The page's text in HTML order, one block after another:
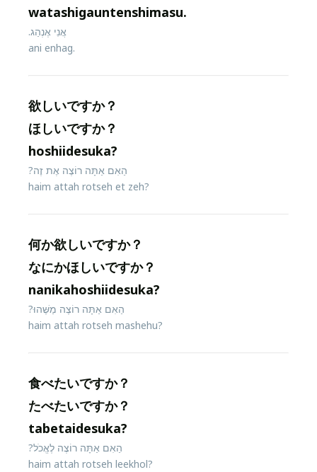
watashigauntenshimasu.
אֲנִי אֶנְהַג.
ani enhag.
欲しいですか？
ほしいですか？
hoshiidesuka?
הַאִם אַתָּה רוֹצֶה אֶת זֶה?
haim attah rotseh et zeh?
何か欲しいですか？
なにかほしいですか？
nanikahoshiidesuka?
הַאִם אַתָּה רוֹצֶה מַשֶּׁהוּ?
haim attah rotseh mashehu?
食べたいですか？
たべたいですか？
tabetaidesuka?
הַאִם אַתָּה רוֹצֶה לֶאֱכֹל?
haim attah rotseh leekhol?